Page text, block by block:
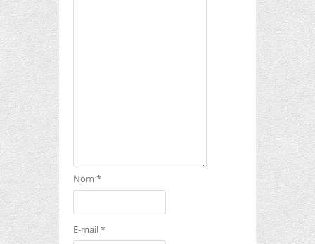
Nom *
E-mail*